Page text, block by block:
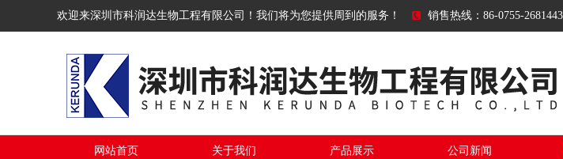
欢迎来深圳市科润达生物工程有限公司！我们将为您提供周到的服务！ 销售热线：86-0755-
网站首页 关于我们 产品展示 公司新闻